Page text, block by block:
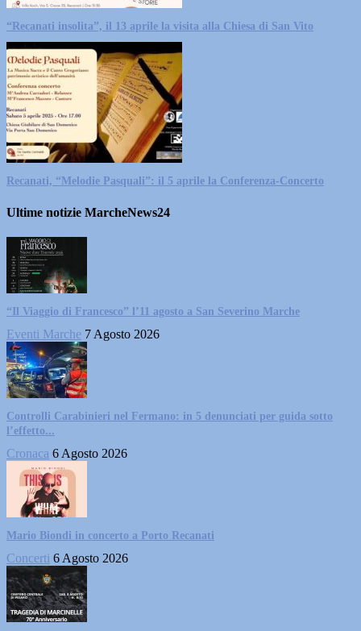
“Recanati insolita”, il 13 aprile la visita alla Chiesa di San Vito
Recanati, “Melodie Pasquali”: il 5 aprile la Conferenza-Concerto
Ultime notizie MarcheNews24
“Il Viaggio di Francesco” l’11 agosto a San Severino Marche
Eventi Marche 7 Agosto 2026
Controlli Carabinieri nel Fermano: in 5 denunciati per guida sotto
l’effetto...
Cronaca 6 Agosto 2026
Mario Biondi in concerto a Porto Recanati
Concerti 6 Agosto 2026